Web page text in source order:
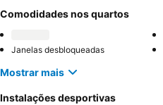
Comodidades nos quartos
Janelas desbloqueadas
Mostrar mais
Instalações desportivas